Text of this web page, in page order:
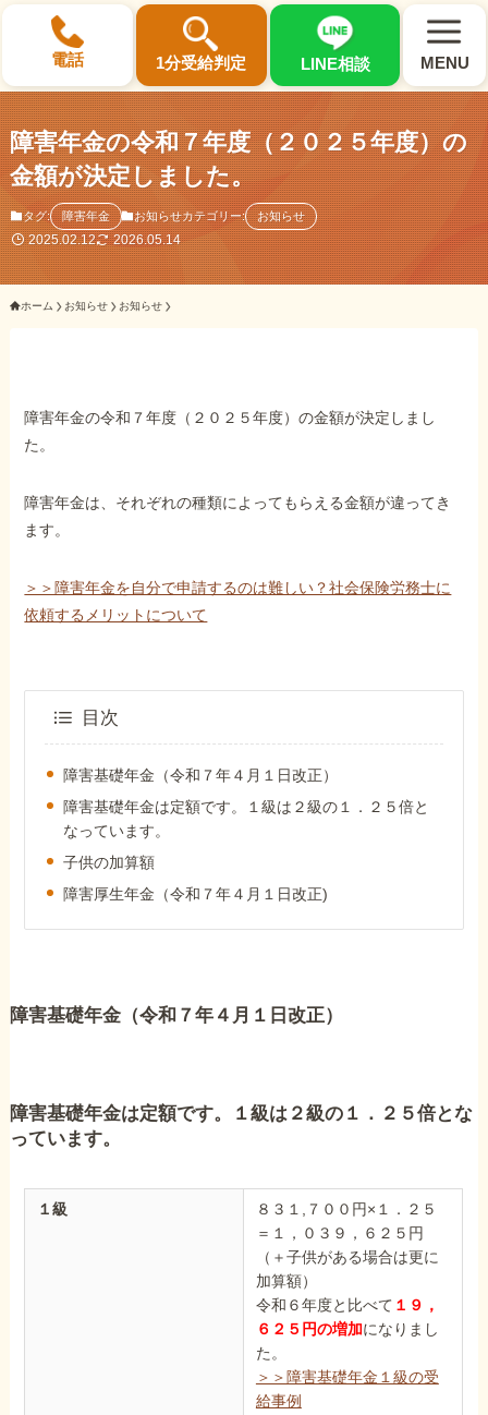
電話 1分受給判定 LINE相談 MENU
×
選ばれる3つの理由
初回相談料0円・受給後報酬型
サポート料金について
ご相談事例をみる
非対面で申請できる
ホーム
障害年金の金額
事務所について
お客様からの感謝のお手紙
障害年金の令和７年度（２０２５年度）の
金額が決定しました。
タグ: 障害年金 お知らせカテゴリー: お知らせ
2025.02.12 2026.05.14
ホーム お知らせ お知らせ
障害年金の令和７年度（２０２５年度）の金額が決定しまし
た。
障害年金は、それぞれの種類によってもらえる金額が違ってき
ます。
＞＞障害年金を自分で申請するのは難しい？社会保険労務士に
依頼するメリットについて
目次
障害基礎年金（令和７年４月１日改正）
障害基礎年金は定額です。１級は２級の１．２５倍と
なっています。
子供の加算額
障害厚生年金（令和７年４月１日改正)
障害基礎年金（令和７年４月１日改正）
障害基礎年金は定額です。１級は２級の１．２５倍とな
っています。
１級
８３１,７００円×１．２５
＝１，０３９，６２５円
（＋子供がある場合は更に
加算額）
令和６年度と比べて １９，
６２５円の増加になりまし
た。
＞＞障害基礎年金１級の受
給事例